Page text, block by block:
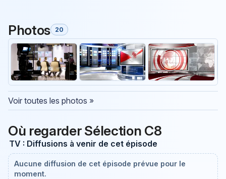
Photos 20
Voir toutes les photos »
Où regarder Sélection C8
TV : Diffusions à venir de cet épisode
Aucune diffusion de cet épisode prévue pour le
moment.